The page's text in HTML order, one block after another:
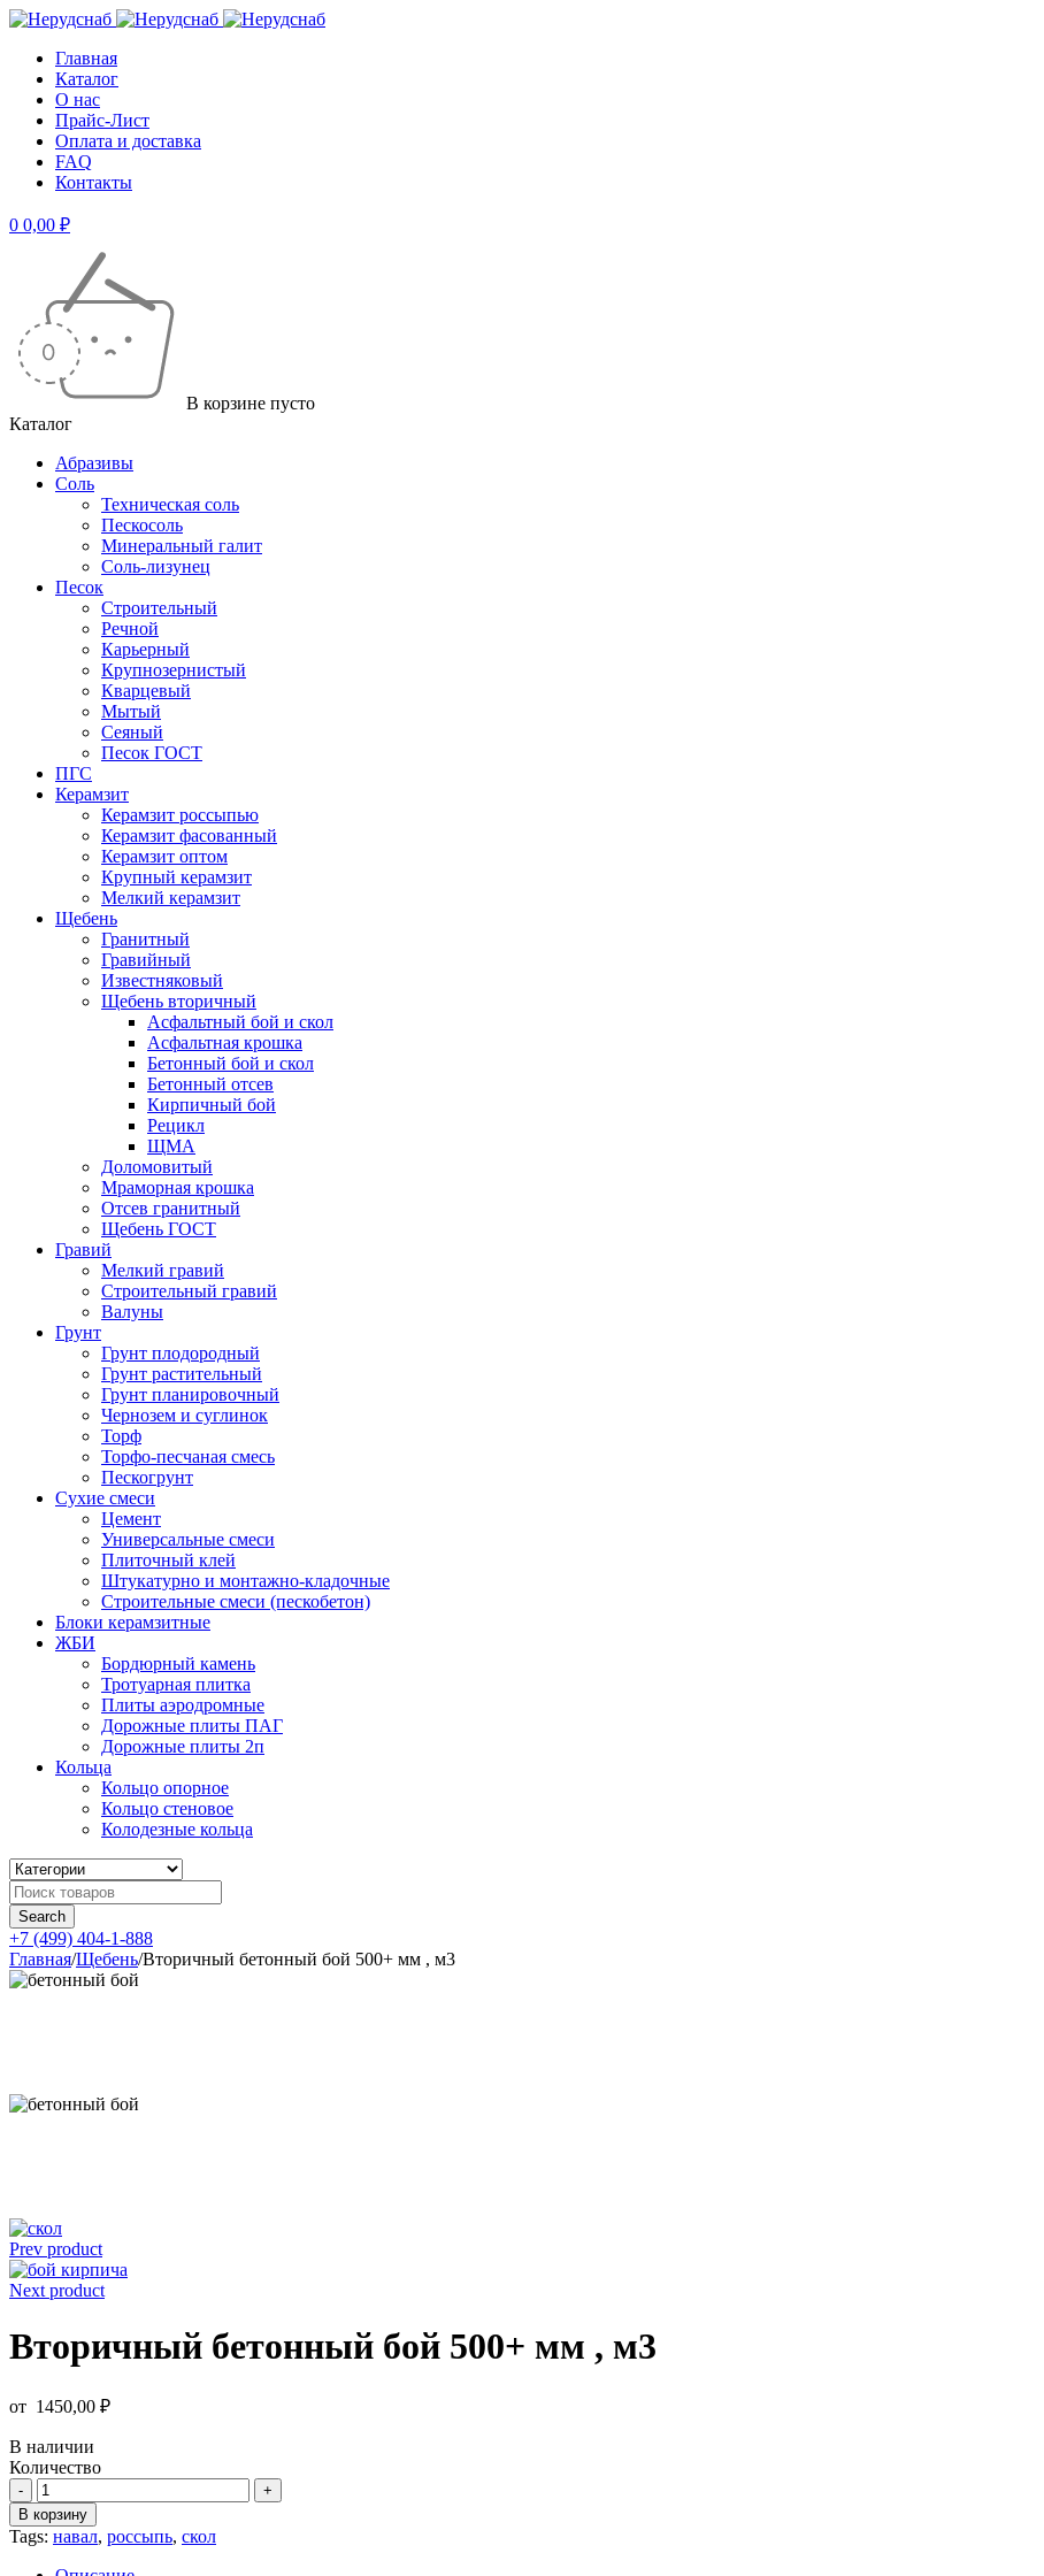
Главная
Каталог
О нас
Прайс-Лист
Оплата и доставка
FAQ
Контакты
0 0,00 ₽
В корзине пусто
Каталог
Абразивы
Соль
Техническая соль
Пескосоль
Минеральный галит
Соль-лизунец
Песок
Строительный
Речной
Карьерный
Крупнозернистый
Кварцевый
Мытый
Сеяный
Песок ГОСТ
ПГС
Керамзит
Керамзит россыпью
Керамзит фасованный
Керамзит оптом
Крупный керамзит
Мелкий керамзит
Щебень
Гранитный
Гравийный
Известняковый
Щебень вторичный
Асфальтный бой и скол
Асфальтная крошка
Бетонный бой и скол
Бетонный отсев
Кирпичный бой
Рецикл
ЩМА
Доломовитый
Мраморная крошка
Отсев гранитный
Щебень ГОСТ
Гравий
Мелкий гравий
Строительный гравий
Валуны
Грунт
Грунт плодородный
Грунт растительный
Грунт планировочный
Чернозем и суглинок
Торф
Торфо-песчаная смесь
Пескогрунт
Сухие смеси
Цемент
Универсальные смеси
Плиточный клей
Штукатурно и монтажно-кладочные
Строительные смеси (пескобетон)
Блоки керамзитные
ЖБИ
Бордюрный камень
Тротуарная плитка
Плиты аэродромные
Дорожные плиты ПАГ
Дорожные плиты 2п
Кольца
Кольцо опорное
Кольцо стеновое
Колодезные кольца
+7 (499) 404-1-888
Главная/Щебень/Вторичный бетонный бой 500+ мм , м3
Prev product
Next product
Вторичный бетонный бой 500+ мм , м3
от 1450,00 ₽
В наличии
Количество
Количество
товара
Вторичный
бетонный
бой
В корзину
Tags: навал, россыпь, скол